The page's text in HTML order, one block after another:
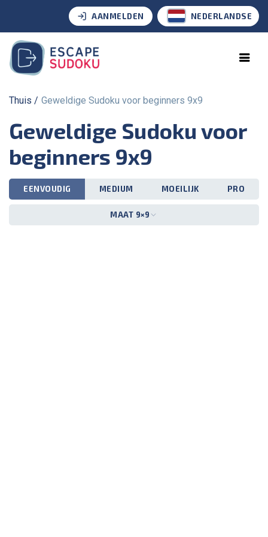
AANMELDEN NEDERLANDSE
Thuis Geweldige Sudoku voor beginners 9x9
Geweldige Sudoku voor
beginners 9x9
EENVOUDIG MEDIUM MOEILIJK PRO
MAAT 9×9